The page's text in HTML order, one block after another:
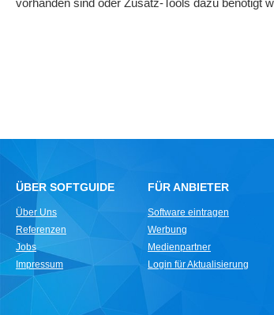
vorhanden sind oder Zusatz-Tools dazu benötigt
ÜBER SOFTGUIDE
Über Uns
Referenzen
Jobs
Impressum
FÜR ANBIETER
Software eintragen
Werbung
Medienpartner
Login für Aktualisierung